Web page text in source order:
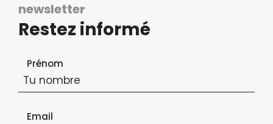
newsletter
Restez informé
Formulaire d'inscription à la newsletter
Prénom
Email